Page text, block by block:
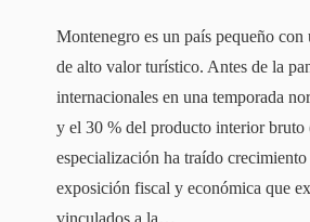
Montenegro es un país pequeño
de alto valor turístico. Antes de la
internacionales en una temporada
y el 30 % del producto interior bruto
especialización ha traído
exposición fiscal y económica que
vinculados a la…